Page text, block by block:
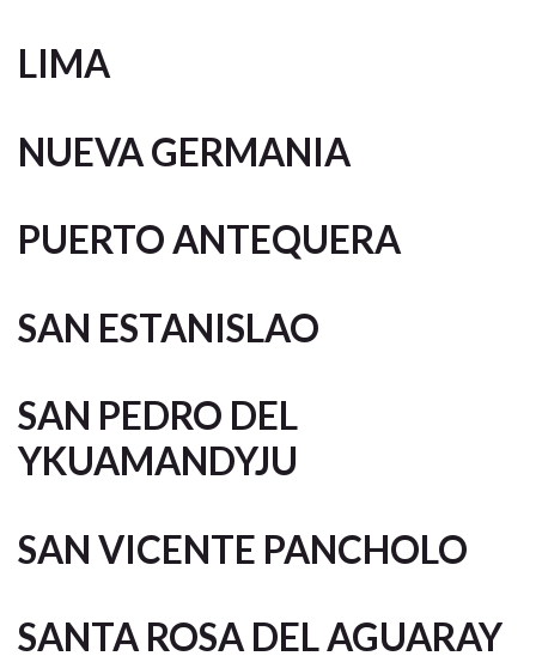
LIMA
NUEVA GERMANIA
PUERTO ANTEQUERA
SAN ESTANISLAO
SAN PEDRO DEL
YKUAMANDYJU
SAN VICENTE PANCHOLO
SANTA ROSA DEL AGUARAY